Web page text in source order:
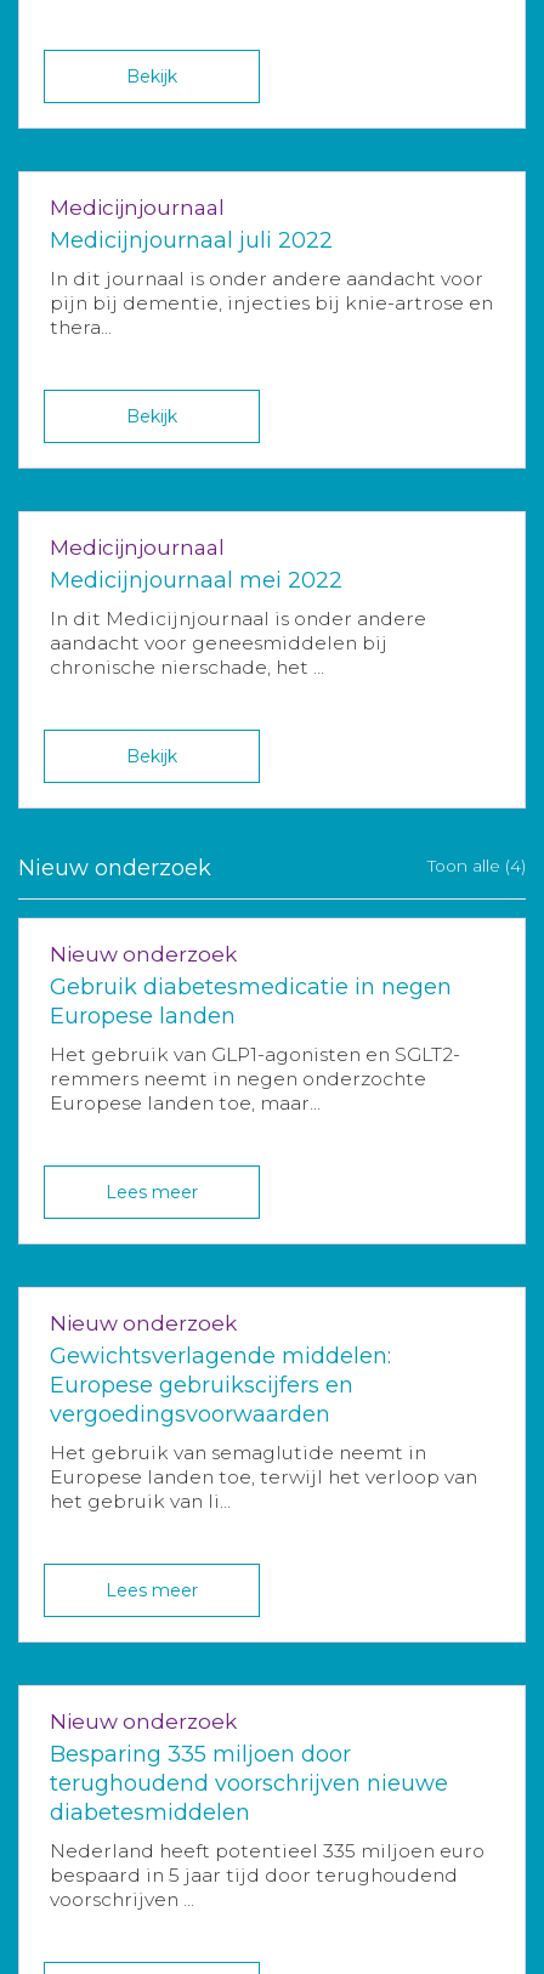
Bekijk
Medicijnjournaal
Medicijnjournaal juli 2022
In dit journaal is onder andere aandacht voor
pijn bij dementie, injecties bij knie-artrose en
thera...
Bekijk
Medicijnjournaal
Medicijnjournaal mei 2022
In dit Medicijnjournaal is onder andere
aandacht voor geneesmiddelen bij
chronische nierschade, het ...
Bekijk
Nieuw onderzoek Toon alle (4)
Nieuw onderzoek
Gebruik diabetesmedicatie in negen
Europese landen
Het gebruik van GLP1-agonisten en SGLT2-
remmers neemt in negen onderzochte
Europese landen toe, maar...
Lees meer
Nieuw onderzoek
Gewichtsverlagende middelen:
Europese gebruikscijfers en
vergoedingsvoorwaarden
Het gebruik van semaglutide neemt in
Europese landen toe, terwijl het verloop van
het gebruik van li...
Lees meer
Nieuw onderzoek
Besparing 335 miljoen door
terughoudend voorschrijven nieuwe
diabetesmiddelen
Nederland heeft potentieel 335 miljoen euro
bespaard in 5 jaar tijd door terughoudend
voorschrijven ...